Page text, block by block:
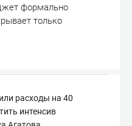
формально
только
расходы на 40
интенсив